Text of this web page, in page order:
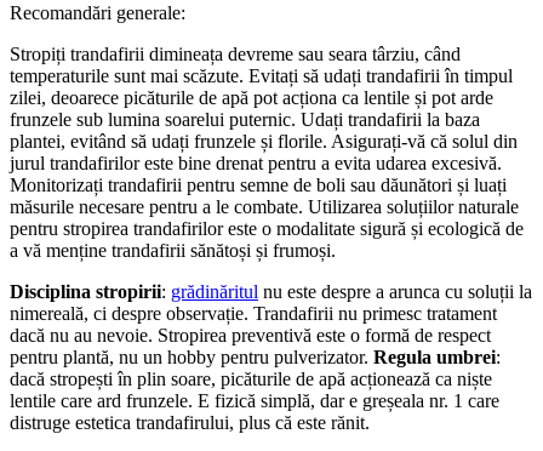
Recomandări generale:
Stropiți trandafirii dimineața devreme sau seara târziu, când
temperaturile sunt mai scăzute. Evitați să udați trandafirii în timpul
zilei, deoarece picăturile de apă pot acționa ca lentile și pot arde
frunzele sub lumina soarelui puternic. Udați trandafirii la baza
plantei, evitând să udați frunzele și florile. Asigurați-vă că solul din
jurul trandafirilor este bine drenat pentru a evita udarea excesivă.
Monitorizați trandafirii pentru semne de boli sau dăunători și luați
măsurile necesare pentru a le combate. Utilizarea soluțiilor naturale
pentru stropirea trandafirilor este o modalitate sigură și ecologică de
a vă menține trandafirii sănătoși și frumoși.
Disciplina stropirii: grădinăritul nu este despre a arunca cu soluții la
nimereală, ci despre observație. Trandafirii nu primesc tratament
dacă nu au nevoie. Stropirea preventivă este o formă de respect
pentru plantă, nu un hobby pentru pulverizator. Regula umbrei:
dacă stropești în plin soare, picăturile de apă acționează ca niște
lentile care ard frunzele. E fizică simplă, dar e greșeala nr. 1 care
distruge estetica trandafirului, plus că este rănit.